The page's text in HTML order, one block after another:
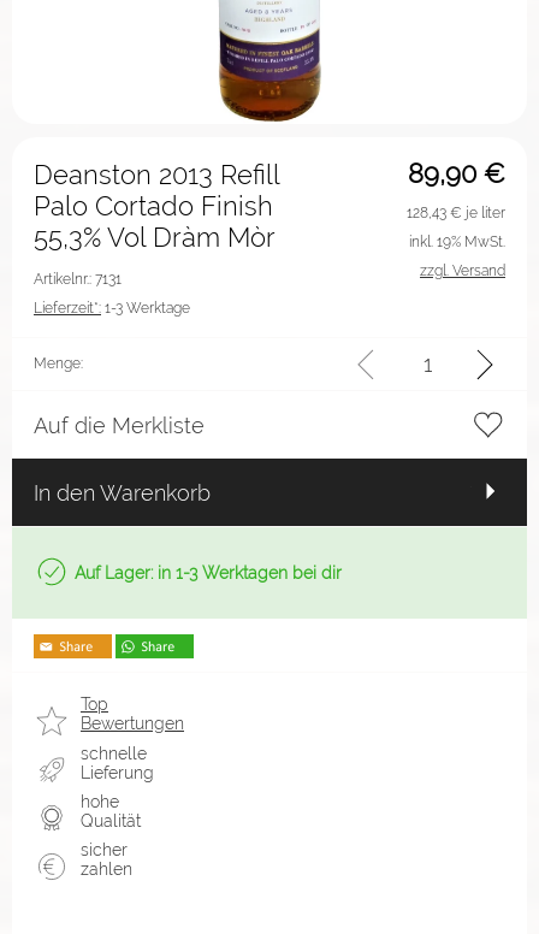
89,90 €
Deanston 2013 Refill
Palo Cortado Finish
55,3% Vol Dràm Mòr
Artikelnr.: 7131
Lieferzeit*: 1-3 Werktage
128,43 € je liter
inkl. 19% MwSt.
zzgl. Versand
Menge:
Auf die Merkliste
In den Warenkorb
Auf Lager: in 1-3 Werktagen bei dir
Top
Bewertungen
schnelle
Lieferung
hohe
Qualität
sicher
zahlen